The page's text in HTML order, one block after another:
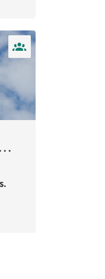
- Fiets en Bakfiets